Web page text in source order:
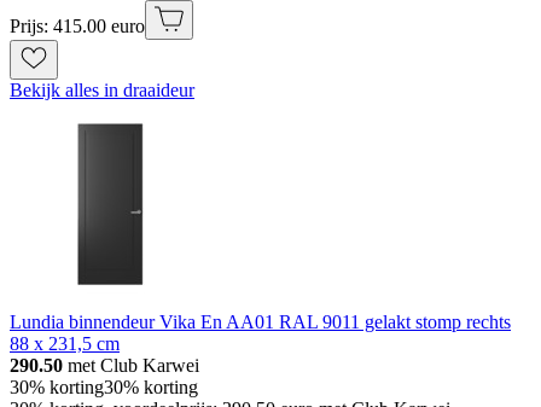
Prijs: 415.00 euro
Bekijk alles in draaideur
Lundia binnendeur Vika En AA01 RAL 9011 gelakt stomp rechts
88 x 231,5 cm
290.50 met Club Karwei
30% korting30% korting